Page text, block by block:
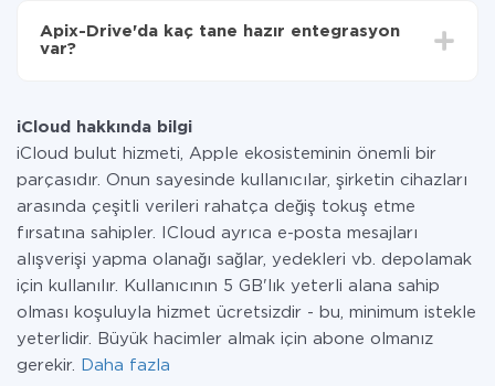
Hizmetimiz aracılığıyla yalnızca bir sisteminizden
diğerine aktarılan veri miktarı için ödeme yaparsınız.
Apix-Drive'da kaç tane hazır entegrasyon
var?
iCloud hakkında bilgi
iCloud bulut hizmeti, Apple ekosisteminin önemli bir
parçasıdır. Onun sayesinde kullanıcılar, şirketin cihazları
arasında çeşitli verileri rahatça değiş tokuş etme
fırsatına sahipler. ICloud ayrıca e-posta mesajları
alışverişi yapma olanağı sağlar, yedekleri vb. depolamak
için kullanılır. Kullanıcının 5 GB'lık yeterli alana sahip
olması koşuluyla hizmet ücretsizdir - bu, minimum istekle
yeterlidir. Büyük hacimler almak için abone olmanız
gerekir.
Daha fazla